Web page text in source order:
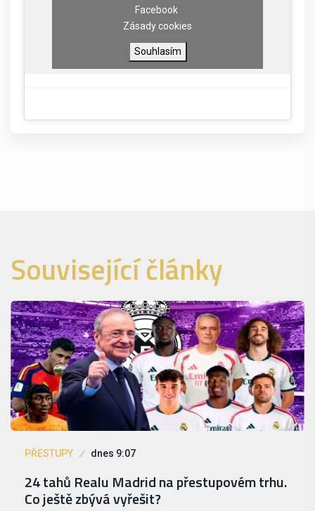
Facebook
Zásady cookies
Souhlasím
Související články
PŘESTUPY dnes 9:07
24 tahů Realu Madrid na přestupovém trhu.
Co ještě zbývá vyřešit?